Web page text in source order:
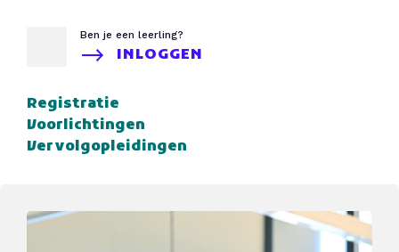
Ben je een leerling?
INLOGGEN
Registratie
Voorlichtingen
Vervolgopleidingen